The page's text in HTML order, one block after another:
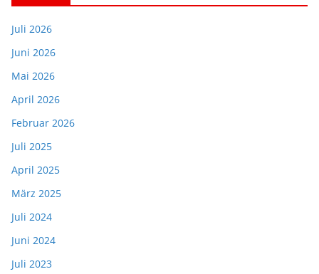
Juli 2026
Juni 2026
Mai 2026
April 2026
Februar 2026
Juli 2025
April 2025
März 2025
Juli 2024
Juni 2024
Juli 2023